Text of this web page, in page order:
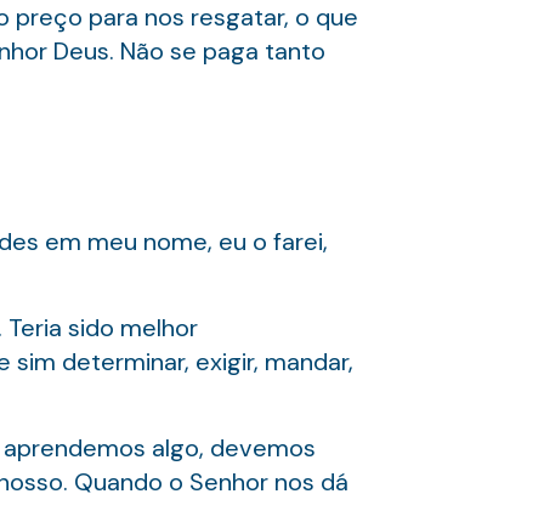
preço para nos resgatar, o que
Deus. Não se paga tanto
em meu nome, eu o farei,
sido melhor
determinar, exigir, mandar,
algo, devemos
Quando o Senhor nos dá